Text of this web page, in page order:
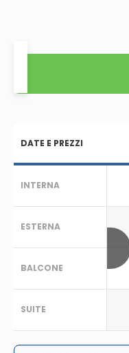
DATE E PREZZI
INTERNA
ESTERNA
BALCONE
SUITE